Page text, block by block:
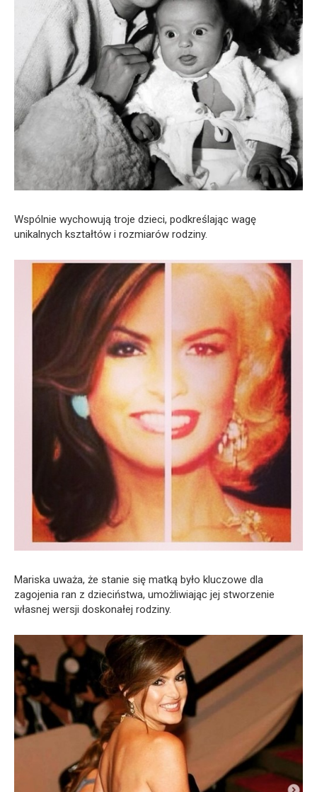
Wspólnie wychowują troje dzieci, podkreślając wagę
unikalnych kształtów i rozmiarów rodziny.
Mariska uważa, że ​​stanie się matką było kluczowe dla
zagojenia ran z dzieciństwa, umożliwiając jej stworzenie
własnej wersji doskonałej rodziny.